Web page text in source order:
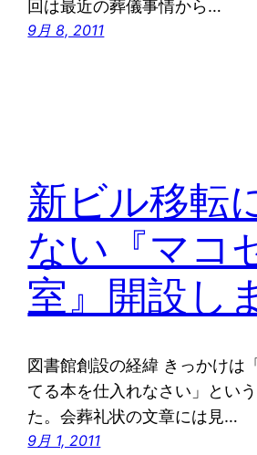
回は最近の葬儀事情から…
9月 8, 2011
新ビル移転
ない『マコ
室』開設し
図書館創設の経緯 きっかけは
てる本を仕入れなさい」とい
た。会葬礼状の文章には見…
9月 1, 2011